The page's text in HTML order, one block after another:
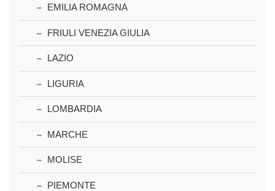
EMILIA ROMAGNA
FRIULI VENEZIA GIULIA
LAZIO
LIGURIA
LOMBARDIA
MARCHE
MOLISE
PIEMONTE